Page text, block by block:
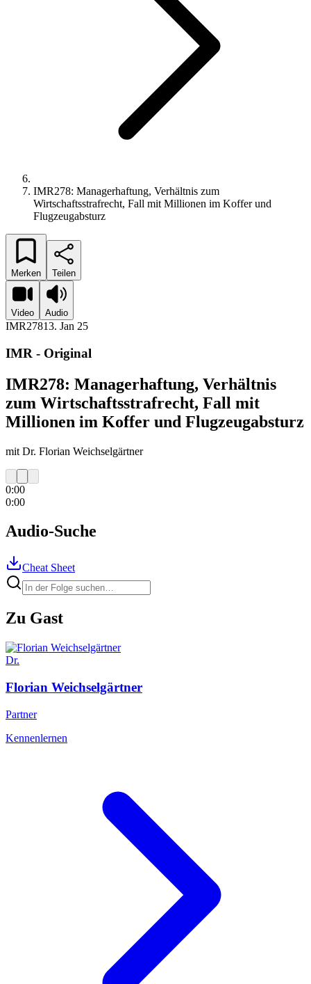
IMR278: Managerhaftung, Verhältnis zum
Wirtschaftsstrafrecht, Fall mit Millionen im Koffer und
Flugzeugabsturz
Merken Teilen
Video Audio
IMR27813. Jan 25
IMR - Original
IMR278: Managerhaftung, Verhältnis
zum Wirtschaftsstrafrecht, Fall mit
Millionen im Koffer und Flugzeugabsturz
mit Dr. Florian Weichselgärtner
0:00
0:00
Audio-Suche
Cheat Sheet
Zu Gast
Dr.
Florian Weichselgärtner
Partner
Kennenlernen